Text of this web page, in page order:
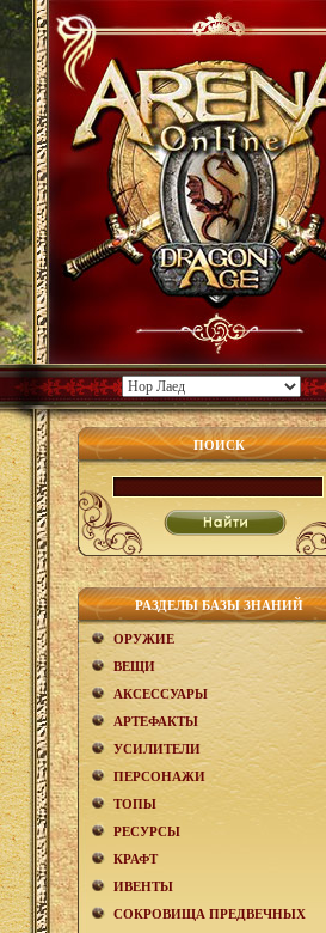
ПОИСК
РАЗДЕЛЫ БАЗЫ ЗНАНИЙ
ОРУЖИЕ
ВЕЩИ
АКCЕСCУАРЫ
АРТЕФАКТЫ
УСИЛИТЕЛИ
ПЕРСОНАЖИ
ТОПЫ
РЕСУРСЫ
КРАФТ
ИВЕНТЫ
СОКРОВИЩА ПРЕДВЕЧНЫХ